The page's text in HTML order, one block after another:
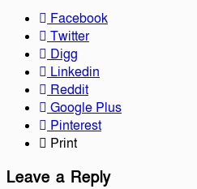
Facebook
Twitter
Digg
Linkedin
Reddit
Google Plus
Pinterest
Print
Leave a Reply